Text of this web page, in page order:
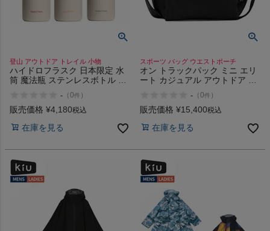
登山 アウトドア トレイル 小物
ハイドロフラスク 日本限定 水
筒 魔法瓶 ステンレスボトル マ
プレゼント ギフト Hydro Flask
OMOMUKI 200ml MICRO
- （0件 ）
販売価格 ¥4,180税込
在庫を見る
スポーツ バッグ ウエストポーチ
オン トラックパック ミニ エリ
ート カジュアル アウトドア シ
鞄 お出かけ 通勤 通学 On Track
Pack Mini Elite
- （0件 ）
販売価格 ¥15,400税込
在庫を見る